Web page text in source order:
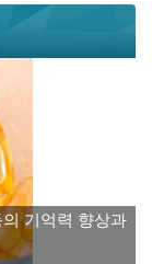
기억력 향상과